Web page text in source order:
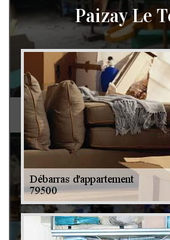
Débarras de grenier
Paizay Le